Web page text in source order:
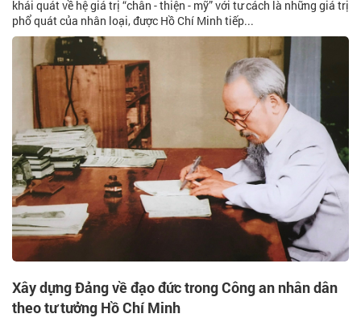
khái quát về hệ giá trị “chân - thiện - mỹ” với tư cách là những giá trị
phổ quát của nhân loại, được Hồ Chí Minh tiếp...
Xây dựng Đảng về đạo đức trong Công an nhân dân
theo tư tưởng Hồ Chí Minh